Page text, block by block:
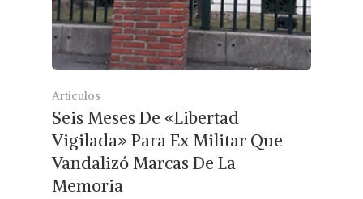
Articulos
Seis Meses De «Libertad
Vigilada» Para Ex Militar Que
Vandalizó Marcas De La
Memoria